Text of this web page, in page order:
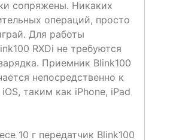
сопряжены. Никаких
операций, просто
Для работы
RXDi не требуются
Приемник Blink100
непосредственно к
таким как iPhone, iPad
10 г передатчик Blink100